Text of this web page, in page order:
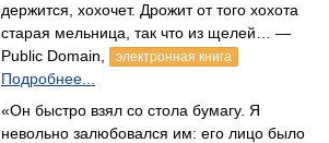
держится, хохочет. Дрожит от того хохота
старая мельница, так что из щелей… —
Public Domain,
электронная книга
Подробнее...
«Он быстро взял со стола бумагу. Я
невольно залюбовался им: его лицо было